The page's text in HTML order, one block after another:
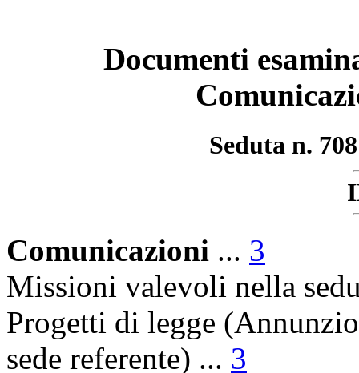
Documenti
Seduta n.
Comunicazioni ... 3
Missioni valevoli nella
Progetti di legge
sede referente) ... 3